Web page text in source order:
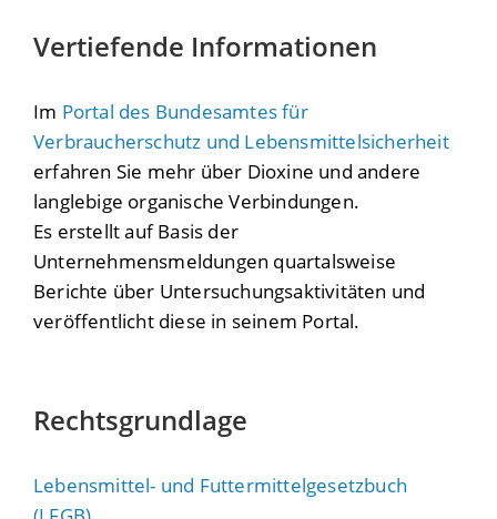
Vertiefende Informationen
Im Portal des Bundesamtes für
Verbraucherschutz und Lebensmittelsicherheit
erfahren Sie mehr über Dioxine und andere
langlebige organische Verbindungen.
Es erstellt auf Basis der
Unternehmensmeldungen quartalsweise
Berichte über Untersuchungsaktivitäten und
veröffentlicht diese in seinem Portal.
Rechtsgrundlage
Lebensmittel- und Futtermittelgesetzbuch